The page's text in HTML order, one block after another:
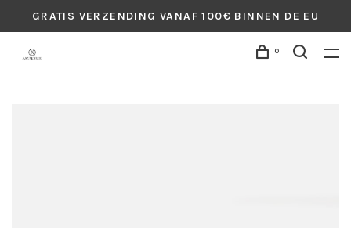
GRATIS VERZENDING VANAF 100€ BINNEN DE EU
0